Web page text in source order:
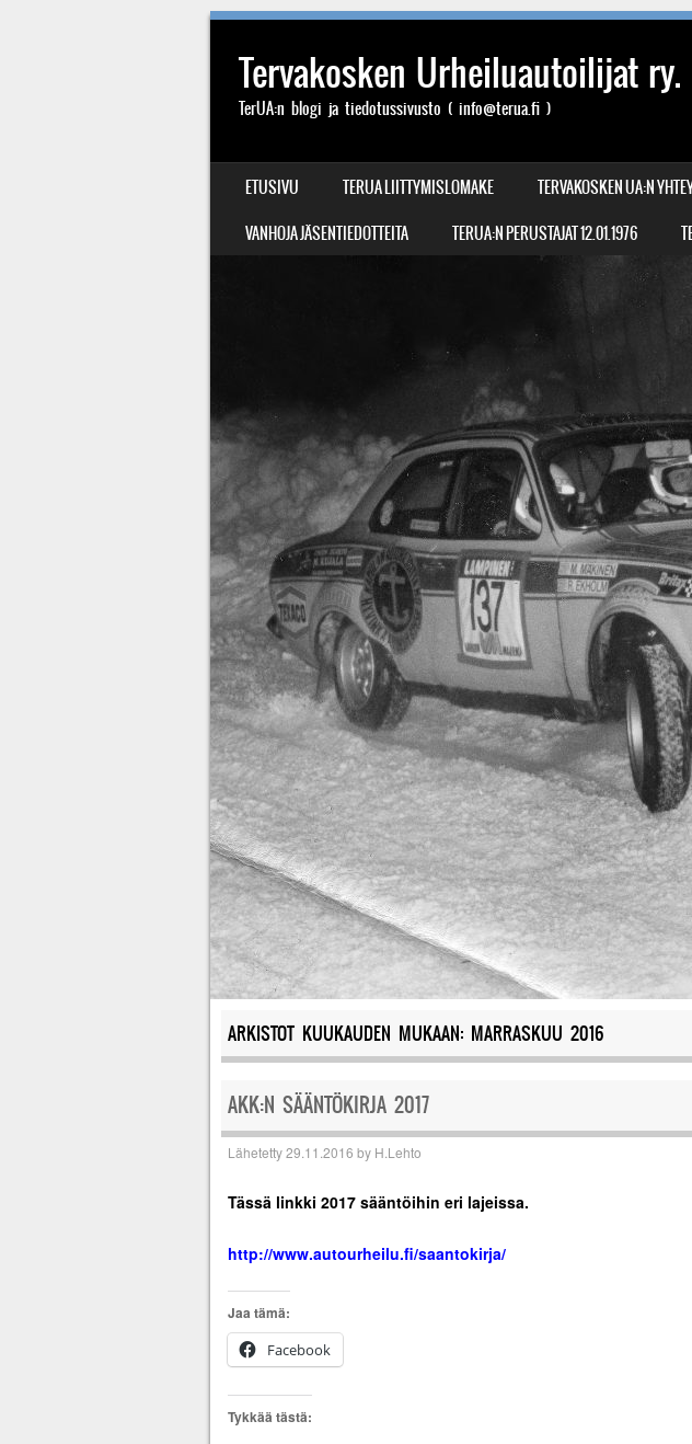
Tervakosken Urheiluautoilijat ry.
TerUA:n blogi ja tiedotussivusto ( info@terua.fi )
VALIKKO
SIIRRY SISÄLTÖÖN
ETUSIVU TERUA LIITTYMISLOMAKE TERVAKOSKEN UA:N
VANHOJA JÄSENTIEDOTTEITA
TERUA:N PERUSTAJAT 12.01.1976
ARKISTOT KUUKAUDEN MUKAAN: MARRASKUU 2016
AKK:N SÄÄNTÖKIRJA 2017
Lähetetty29.11.2016 by H.Lehto
Tässä linkki 2017 sääntöihin eri lajeissa.
http://www.autourheilu.fi/saantokirja/
Jaa tämä:
Facebook
Tykkää tästä: